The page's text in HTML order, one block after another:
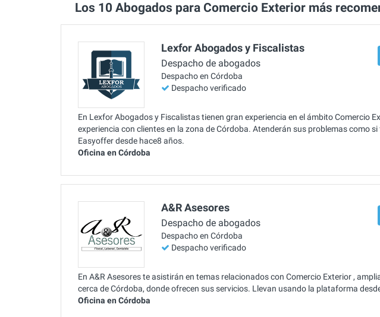
Los 10 Abogados para Comercio Exterior más
Lexfor Abogados y Fiscalistas
Despacho de abogados
Despacho en Córdoba
Despacho verificado
En Lexfor Abogados y Fiscalistas tienen gran experiencia en el ámbito Comercio
experiencia con clientes en la zona de Córdoba. Atenderán sus problemas como
Easyoffer desde hace8 años.
Oficina en Córdoba
A&R Asesores
Despacho de abogados
Despacho en Córdoba
Despacho verificado
En A&R Asesores te asistirán en temas relacionados con Comercio Exterior ,
cerca de Córdoba, donde ofrecen sus servicios. Llevan usando la plataforma
Oficina en Córdoba